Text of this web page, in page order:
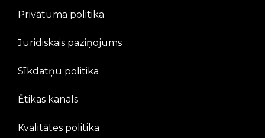
Privātuma politika
Juridiskais paziņojums
Sīkdatņu politika
Ētikas kanāls
Kvalitātes politika